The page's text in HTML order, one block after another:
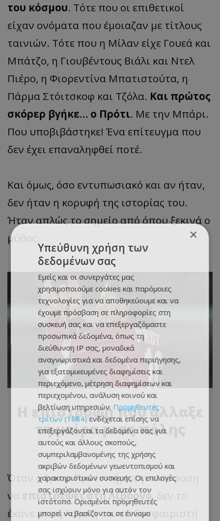
του κόσμου. Τότε που οι επιθετικοί
είχαν ονόματα που έμοιαζαν με τίτλους
ταινιών. Τότε που η Μίλαν είχε Γουεά και
Μπάτζο, η Γιουβέντους Βιάλι και Ντελ
Πιέρο, η Φιορεντίνα Μπατιστούτα, η
Πάρμα Στόιτσκοφ και Τζόλα. Και πρώτος
σκόρερ βγήκε… ο Πρότι. Με την Μπάρι.
Που υποβιβάστηκε! Ένα επίτευγμα που
δεν έχει επαναληφθεί ποτέ.
Και όμως, όσο εντυπωσιακό και αν ήταν,
δεν ήταν η κορυφή της ιστορίας του.
Ήταν απλώς το σημείο από όπου ξεκινά ο
μύθος.
Η επιστροφή που άλλαξε
τη μοίρα μιας πόλης
Όταν ο Ίγκορ Πρότι πήρε την απόφαση
να επιστρέψει στη Λιβόρνο, δεν το
έκανε με τη λογική του ποδοσφαιριστή
×
Υπεύθυνη χρήση των
δεδομένων σας
Εμείς και οι συνεργάτες μας
χρησιμοποιούμε cookies και παρόμοιες
τεχνολογίες για να αποθηκεύουμε και να
έχουμε πρόσβαση σε πληροφορίες στη
συσκευή σας και να επεξεργαζόμαστε
προσωπικά δεδομένα, όπως τη
διεύθυνση IP σας, μοναδικά
αναγνωριστικά και δεδομένα περιήγησης,
για εξατομικευμένες διαφημίσεις και
περιεχόμενο, μέτρηση διαφημίσεων και
περιεχομένου, ανάλυση κοινού και
βελτίωση υπηρεσιών. Προμηθευτές
τρίτων (1884) ενδέχεται επίσης να
επεξεργάζονται τα δεδομένα σας για
αυτούς και άλλους σκοπούς,
συμπεριλαμβανομένης της χρήσης
ακριβών δεδομένων γεωεντοπισμού και
χαρακτηριστικών συσκευής. Οι επιλογές
σας ισχύουν μόνο για αυτόν τον
ιστότοπο. Ορισμένοι προμηθευτές
μπορεί να βασίζονται σε έννομο